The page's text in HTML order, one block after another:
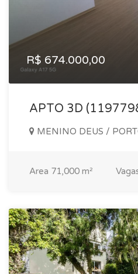
R$ 674.000,00
APTO 3D
MENINO DEUS /
Area 71,000 m²